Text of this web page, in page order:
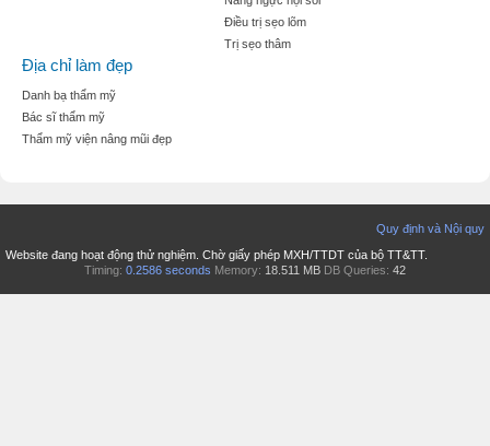
Điều trị sẹo lõm
Trị sẹo thâm
Địa chỉ làm đẹp
Danh bạ thẩm mỹ
Bác sĩ thẩm mỹ
Thẩm mỹ viện nâng mũi đẹp
Quy định và Nội quy
Website đang hoạt động thử nghiệm. Chờ giấy phép MXH/TTDT của bộ TT&TT.
Timing: 0.2586 seconds Memory: 18.511 MB DB Queries: 42